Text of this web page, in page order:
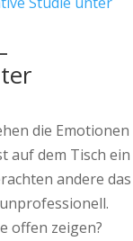
die Emotionen
auf dem Tisch ein
andere das
offen zeigen?